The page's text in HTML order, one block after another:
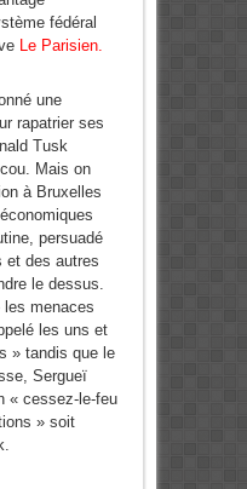
fédéral
Le Parisien.
une
rapatrier ses
Tusk
Mais on
à Bruxelles
persuadé
et des autres
le dessus.
menaces
les uns et
» tandis que le
Sergueï
« cessez-le-feu
» soit